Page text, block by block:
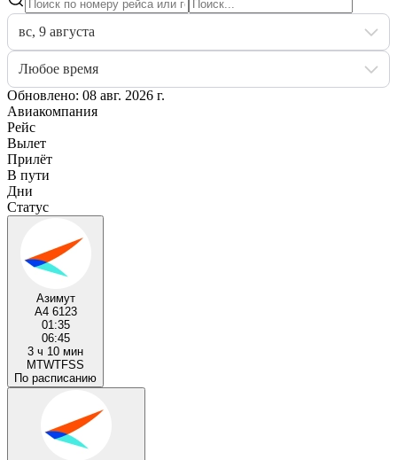
вс, 9 августа
Любое время
Обновлено: 08 авг. 2026 г.
Авиакомпания
Рейс
Вылет
Прилёт
В пути
Дни
Статус
Азимут
A4 6123
01:35
06:45
3 ч 10 мин
MTWTFSS
По расписанию